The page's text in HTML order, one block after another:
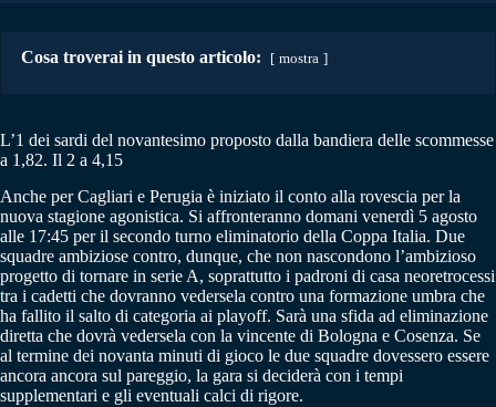
Cosa troverai in questo articolo: mostra
L’1 dei sardi del novantesimo proposto dalla bandiera delle scommesse
a 1,82. Il 2 a 4,15
Anche per Cagliari e Perugia è iniziato il conto alla rovescia per la
nuova stagione agonistica. Si affronteranno domani venerdì 5 agosto
alle 17:45 per il secondo turno eliminatorio della Coppa Italia. Due
squadre ambiziose contro, dunque, che non nascondono l’ambizioso
progetto di tornare in serie A, soprattutto i padroni di casa neoretrocessi
tra i cadetti che dovranno vedersela contro una formazione umbra che
ha fallito il salto di categoria ai playoff. Sarà una sfida ad eliminazione
diretta che dovrà vedersela con la vincente di Bologna e Cosenza. Se
al termine dei novanta minuti di gioco le due squadre dovessero essere
ancora ancora sul pareggio, la gara si deciderà con i tempi
supplementari e gli eventuali calci di rigore.